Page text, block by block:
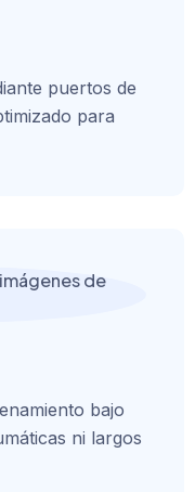
puertos de
para
bajo
ni largos